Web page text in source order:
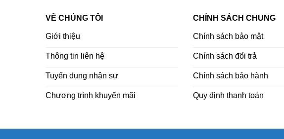
VỀ CHÚNG TÔI
Giới thiệu
Thông tin liên hệ
Tuyển dụng nhận sự
Chương trình khuyến mãi
CHÍNH SÁCH CHUNG
Chính sách bảo mật
Chính sách đổi trả
Chính sách bảo hành
Quy định thanh toán